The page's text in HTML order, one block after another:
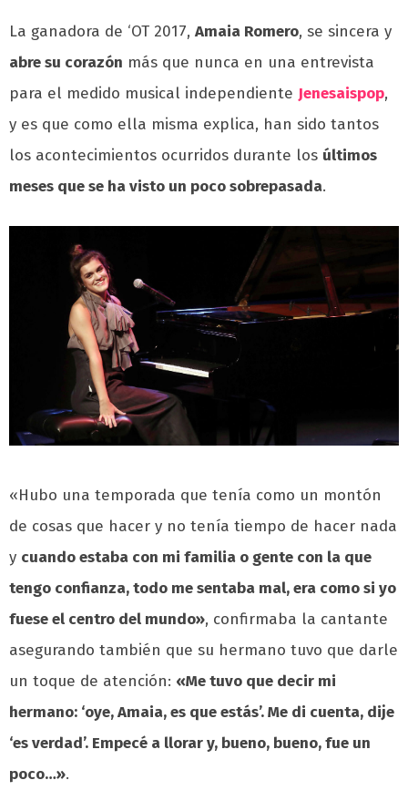
La ganadora de ‘OT 2017, Amaia Romero, se sincera y
abre su corazón más que nunca en una entrevista
para el medido musical independiente Jenesaispop,
y es que como ella misma explica, han sido tantos
los acontecimientos ocurridos durante los últimos
meses que se ha visto un poco sobrepasada.
«Hubo una temporada que tenía como un montón
de cosas que hacer y no tenía tiempo de hacer nada
y cuando estaba con mi familia o gente con la que
tengo confianza, todo me sentaba mal, era como si yo
fuese el centro del mundo», confirmaba la cantante
asegurando también que su hermano tuvo que darle
un toque de atención: «Me tuvo que decir mi
hermano: ‘oye, Amaia, es que estás’. Me di cuenta, dije
‘es verdad’. Empecé a llorar y, bueno, bueno, fue un
poco…».